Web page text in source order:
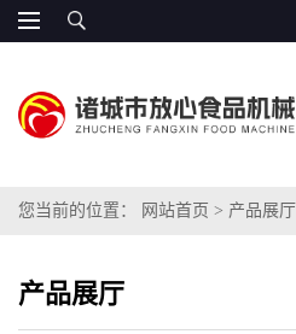
您当前的位置： 网站首页 > 产品展厅
产品展厅